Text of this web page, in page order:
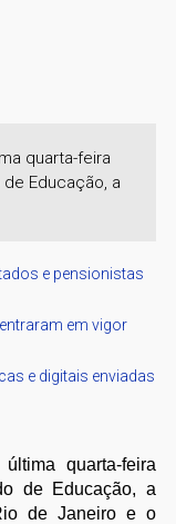
quarta-feira
Educação, a
e pensionistas
em vigor
e digitais enviadas
quarta-feira
de Educação, a
de Janeiro e o